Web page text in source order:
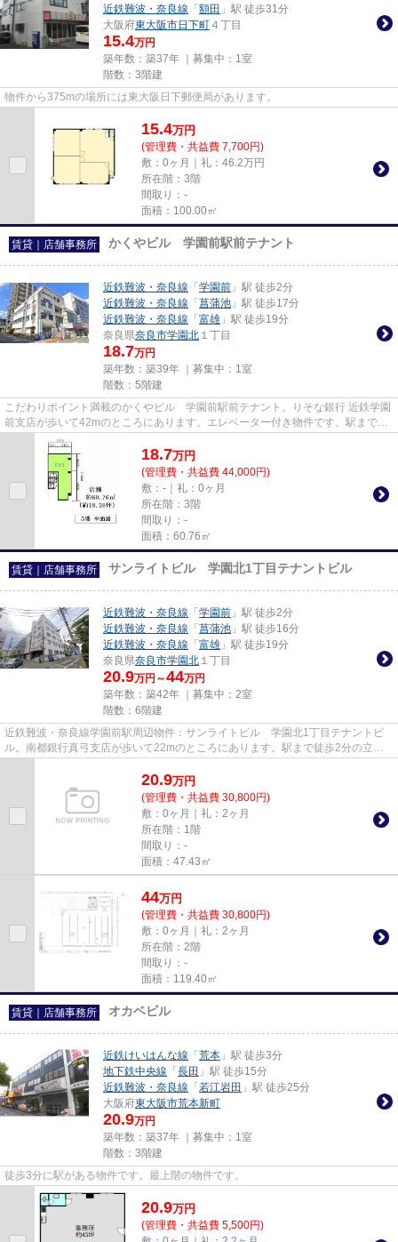
近鉄難波・奈良線 「 額田 」駅 徒歩31分
大阪府東大阪市日下町 ４丁目
15.4万円
築年数：築37年 ｜募集中： 1室
階数：3階建
物件から375mの場所には東大阪日下郵便局があります。
15.4万円
(管理費・共益費 7,700円)
敷：0ヶ月｜礼：46.2万円
所在階：3階
間取り：-
面積：100.00㎡
賃貸｜店舗事務所 かくやビル 学園前駅前テナント
近鉄難波・奈良線 「 学園前 」駅 徒歩2分
近鉄難波・奈良線 「 菖蒲池 」駅 徒歩17分
近鉄難波・奈良線 「 富雄 」駅 徒歩19分
奈良県奈良市学園北 １丁目
18.7万円
築年数：築39年 ｜募集中： 1室
階数：5階建
こだわりポイント満載のかくやビル 学園前駅前テナント。りそな銀行 近鉄学園
前支店が歩いて42mのところにあります。エレベーター付き物件です。駅まで歩
いてアクセスできる、徒歩2分...
18.7万円
(管理費・共益費 44,000円)
敷：-｜礼：0ヶ月
所在階：3階
間取り：-
面積：60.76㎡
賃貸｜店舗事務所 サンライトビル 学園北1丁目テナントビル
近鉄難波・奈良線 「 学園前 」駅 徒歩2分
近鉄難波・奈良線 「 菖蒲池 」駅 徒歩16分
近鉄難波・奈良線 「 富雄 」駅 徒歩19分
奈良県奈良市学園北 １丁目
20.9万円～44万円
築年数：築42年 ｜募集中： 2室
階数：6階建
近鉄難波・奈良線学園前駅周辺物件：サンライトビル 学園北1丁目テナントビ
ル。南都銀行真弓支店が歩いて22mのところにあります。駅まで徒歩2分の立地
20.9万円
(管理費・共益費 30,800円)
敷：0ヶ月｜礼：2ヶ月
所在階：1階
間取り：-
面積：47.43㎡
44万円
(管理費・共益費 30,800円)
敷：0ヶ月｜礼：2ヶ月
所在階：2階
間取り：-
面積：119.40㎡
賃貸｜店舗事務所 オカベビル
近鉄けいはんな線 「 荒本 」駅 徒歩3分
地下鉄中央線 「 長田 」駅 徒歩15分
近鉄難波・奈良線 「 若江岩田 」駅 徒歩25分
大阪府東大阪市荒本新町
20.9万円
築年数：築37年 ｜募集中： 1室
階数：3階建
徒歩3分に駅がある物件です。最上階の物件です。
20.9万円
(管理費・共益費 5,500円)